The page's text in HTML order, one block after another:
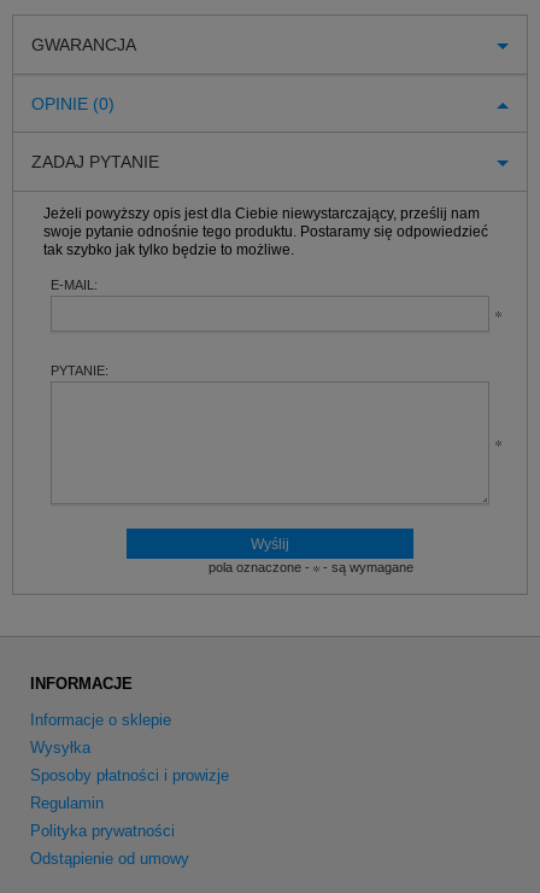
GWARANCJA
OPINIE (0)
ZADAJ PYTANIE
Jeżeli powyższy opis jest dla Ciebie niewystarczający, prześlij nam
swoje pytanie odnośnie tego produktu. Postaramy się odpowiedzieć
tak szybko jak tylko będzie to możliwe.
E-MAIL:
PYTANIE:
pola oznaczone - - są wymagane
INFORMACJE
Informacje o sklepie
Wysyłka
Sposoby płatności i prowizje
Regulamin
Polityka prywatności
Odstąpienie od umowy